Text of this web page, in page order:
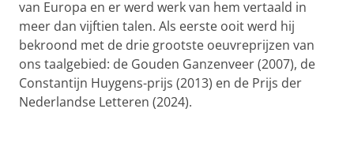
van Europa en er werd werk van hem vertaald in
meer dan vijftien talen. Als eerste ooit werd hij
bekroond met de drie grootste oeuvreprijzen van
ons taalgebied: de Gouden Ganzenveer (2007), de
Constantijn Huygens-prijs (2013) en de Prijs der
Nederlandse Letteren (2024).